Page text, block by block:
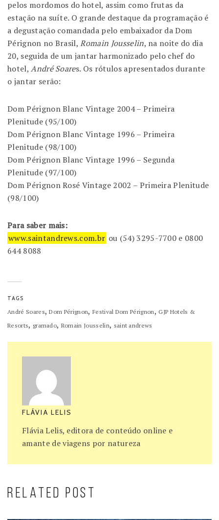
pelos mordomos do hotel, assim como frutas da
estação na suíte. O grande destaque da programação é
a degustação comandada pelo embaixador da Dom
Pérignon no Brasil,Romain Jousselin, na noite do dia
20, seguida de um jantar harmonizado pelo chef do
hotel,André Soares. Os rótulos apresentados durante
o jantar serão:
Dom Pérignon Blanc Vintage 2004 – Primeira
Plenitude (95/100)
Dom Pérignon Blanc Vintage 1996 – Primeira
Plenitude (98/100)
Dom Pérignon Blanc Vintage 1996 – Segunda
Plenitude (97/100)
Dom Pérignon Rosé Vintage 2002 – Primeira Plenitude
(98/100)
Para saber mais:
www.saintandrews.com.br ou (54) 3295-7700 e 0800
644 8088
TAGS
André Soares,Dom Pérignon, Festival Dom Pérignon, GJP Hotels &
Resorts, gramado, Romain Jousselin, saint andrews
FLÁVIA LELIS
Flávia Lelis, editora de conteúdo online e
amante de viagens por natureza
RELATED POST